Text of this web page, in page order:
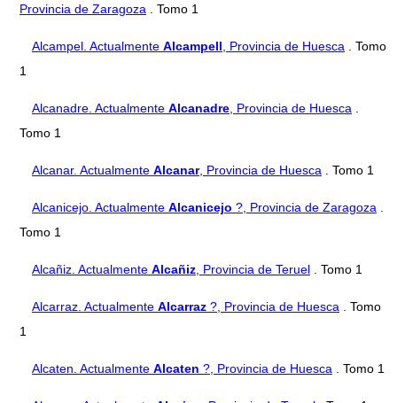
Provincia de Zaragoza . Tomo 1
Alcampel. Actualmente Alcampell , Provincia de Huesca . Tomo
1
Alcanadre. Actualmente Alcanadre , Provincia de Huesca
Tomo 1
Alcanar. Actualmente Alcanar, Provincia de Huesca . Tomo 1
Alcanicejo. Actualmente Alcanicejo ?, Provincia de Zaragoza
Tomo 1
Alcañiz. Actualmente Alcañiz , Provincia de Teruel . Tomo 1
Alcarraz. Actualmente Alcarraz ?, Provincia de Huesca . Tomo
1
Alcaten. Actualmente Alcaten ?, Provincia de Huesca . Tomo 1